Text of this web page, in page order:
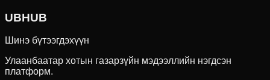
UBHUB
Шинэ бүтээгдэхүүн
Улаанбаатар хотын газарзүйн мэдээллийн нэгдсэн
платформ.